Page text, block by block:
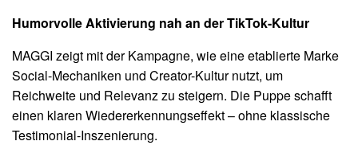
Humorvolle Aktivierung nah an der TikTok-Kultur
MAGGI zeigt mit der Kampagne, wie eine etablierte Marke
Social-Mechaniken und Creator-Kultur nutzt, um
Reichweite und Relevanz zu steigern. Die Puppe schafft
einen klaren Wiedererkennungseffekt – ohne klassische
Testimonial-Inszenierung.